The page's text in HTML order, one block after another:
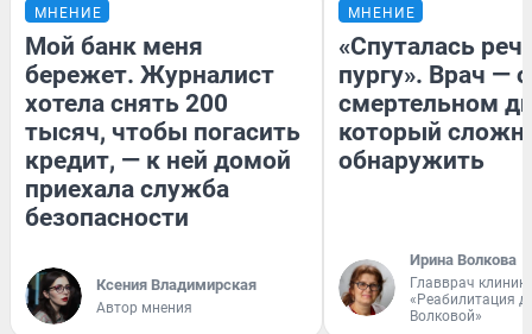
МНЕНИЕ
Мой банк меня
бережет. Журналист
хотела снять 200
тысяч, чтобы погасить
кредит, — к ней домой
приехала служба
безопасности
Ксения Владимирская
Автор мнения
МНЕНИЕ
«Спуталась
пургу». Врач — о
смертельном
который
обнаружить
Ирина Волкова
Главврач
«Реабилитация
Волковой»